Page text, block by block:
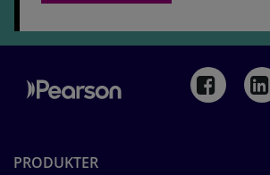
PRODUKTER